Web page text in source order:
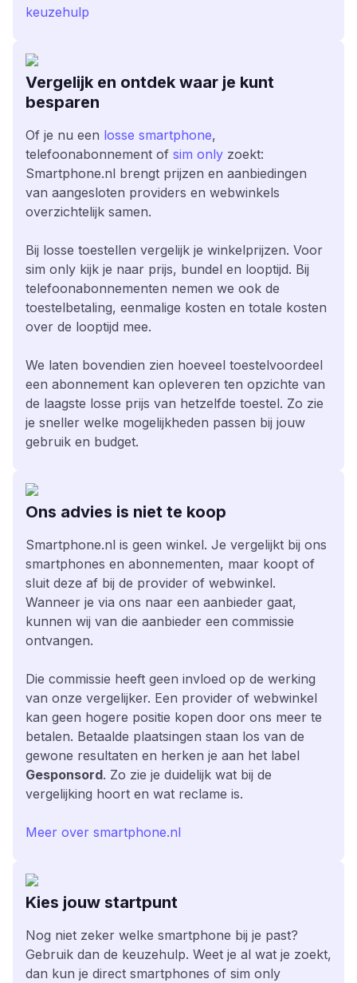
keuzehulp
Vergelijk en ontdek waar je kunt
besparen
Of je nu een losse smartphone,
telefoonabonnement of sim only zoekt:
Smartphone.nl brengt prijzen en aanbiedingen
van aangesloten providers en webwinkels
overzichtelijk samen.
Bij losse toestellen vergelijk je winkelprijzen. Voor
sim only kijk je naar prijs, bundel en looptijd. Bij
telefoonabonnementen nemen we ook de
toestelbetaling, eenmalige kosten en totale kosten
over de looptijd mee.
We laten bovendien zien hoeveel toestelvoordeel
een abonnement kan opleveren ten opzichte van
de laagste losse prijs van hetzelfde toestel. Zo zie
je sneller welke mogelijkheden passen bij jouw
gebruik en budget.
Ons advies is niet te koop
Smartphone.nl is geen winkel. Je vergelijkt bij ons
smartphones en abonnementen, maar koopt of
sluit deze af bij de provider of webwinkel.
Wanneer je via ons naar een aanbieder gaat,
kunnen wij van die aanbieder een commissie
ontvangen.
Die commissie heeft geen invloed op de werking
van onze vergelijker. Een provider of webwinkel
kan geen hogere positie kopen door ons meer te
betalen. Betaalde plaatsingen staan los van de
gewone resultaten en herken je aan het label
Gesponsord. Zo zie je duidelijk wat bij de
vergelijking hoort en wat reclame is.
Meer over smartphone.nl
Kies jouw startpunt
Nog niet zeker welke smartphone bij je past?
Gebruik dan de keuzehulp. Weet je al wat je zoekt,
dan kun je direct smartphones of sim only